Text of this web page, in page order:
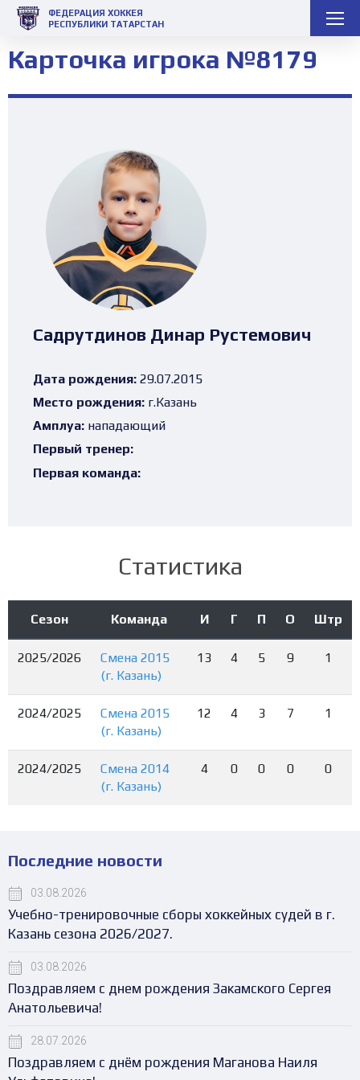
ФЕДЕРАЦИЯ ХОККЕЯ
РЕСПУБЛИКИ ТАТАРСТАН
Карточка игрока №8179
Садрутдинов Динар Рустемович
Дата рождения: 29.07.2015
Место рождения: г.Казань
Амплуа: нападающий
Первый тренер:
Первая команда:
Статистика
Сезон Команда И Г П О Штр
2025/2026
Смена 2015
(г. Казань)
13 4 5 9 1
2024/2025
Смена 2015
(г. Казань)
12 4 3 7 1
2024/2025
Смена 2014
(г. Казань)
4 0 0 0 0
Последние новости
03.08.2026
Учебно-тренировочные сборы хоккейных судей в г.
Казань сезона 2026/2027.
03.08.2026
Поздравляем с днем рождения Закамского Сергея
Анатольевича!
28.07.2026
Поздравляем с днём рождения Маганова Наиля